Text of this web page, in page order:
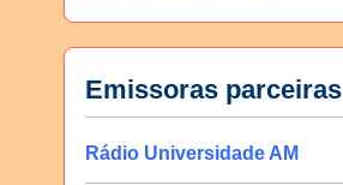
Emissoras parceiras
Rádio Universidade AM